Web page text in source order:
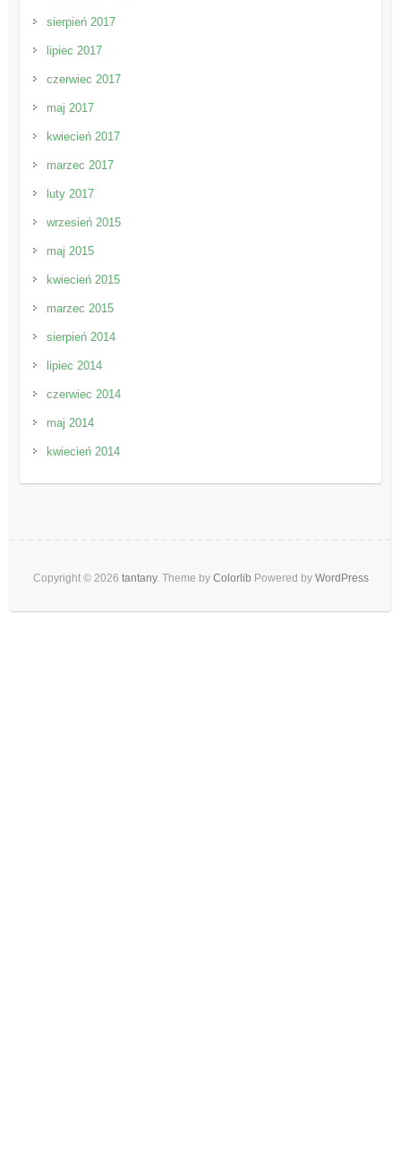
sierpień 2017
lipiec 2017
czerwiec 2017
maj 2017
kwiecień 2017
marzec 2017
luty 2017
wrzesień 2015
maj 2015
kwiecień 2015
marzec 2015
sierpień 2014
lipiec 2014
czerwiec 2014
maj 2014
kwiecień 2014
Copyright © 2026 tantany. Theme by Colorlib Powered by WordPress